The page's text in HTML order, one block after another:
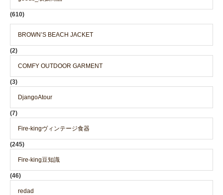
(610)
BROWN’S BEACH JACKET
(2)
COMFY OUTDOOR GARMENT
(3)
DjangoAtour
(7)
Fire-kingヴィンテージ食器
(245)
Fire-king豆知識
(46)
redad